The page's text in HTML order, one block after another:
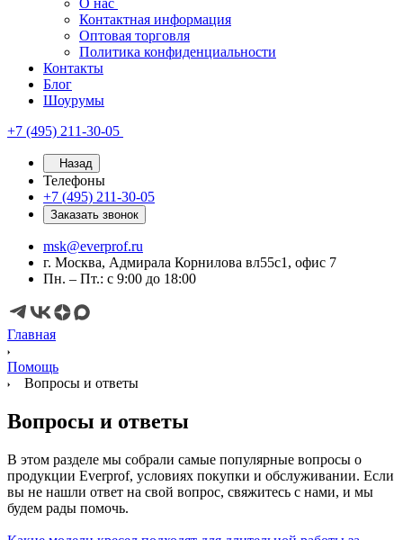
О нас
Контактная информация
Оптовая торговля
Политика конфиденциальности
Контакты
Блог
Шоурумы
+7 (495) 211-30-05
Назад
Телефоны
+7 (495) 211-30-05
Заказать звонок
msk@everprof.ru
г. Москва, Адмирала Корнилова вл55с1, офис 7
Пн. – Пт.: с 9:00 до 18:00
Главная
Помощь
Вопросы и ответы
Вопросы и ответы
В этом разделе мы собрали самые популярные вопросы о
продукции Everprof, условиях покупки и обслуживании. Если
вы не нашли ответ на свой вопрос, свяжитесь с нами, и мы
будем рады помочь.